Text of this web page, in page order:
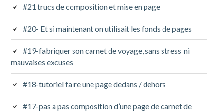
subsidiaire
#21 trucs de composition et mise en page
#20- Et si maintenant on utilisait les fonds de pages
#19-fabriquer son carnet de voyage, sans stress, ni
mauvaises excuses
#18-tutoriel faire une page dedans / dehors
#17-pas à pas composition d’une page de carnet de